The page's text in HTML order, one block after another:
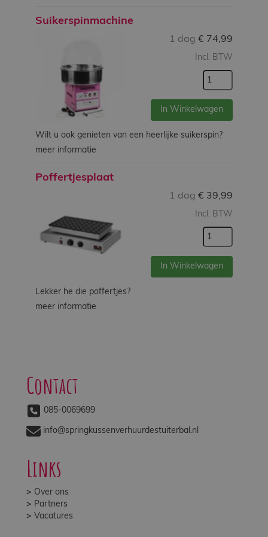
Suikerspinmachine
1 dag € 74,99
Incl. BTW
In Winkelwagen
Wilt u ook genieten van een heerlijke suikerspin?
meer informatie
Poffertjesplaat
1 dag € 39,99
Incl. BTW
In Winkelwagen
Lekker he die poffertjes?
meer informatie
Contact
085-0069699
info@springkussenverhuurdestuiterbal.nl
Links
Over ons
Partners
Vacatures